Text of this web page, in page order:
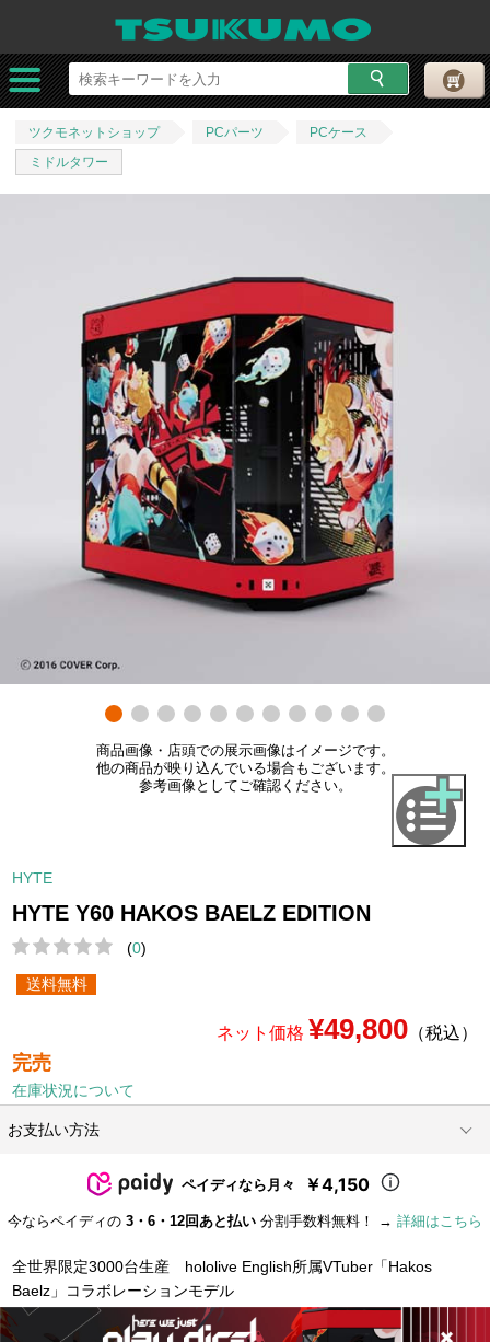
ツクモネットショップ PCパーツ
PCケース
ミドルタワー
商品画像・店頭での展示画像はイメージです。
他の商品が映り込んでいる場合もございます。
参考画像としてご確認ください。
HYTE
HYTE Y60 HAKOS BAELZ EDITION
(0)
送料無料
ネット価格 ¥49,800（税込）
完売
在庫状況について
お支払い方法
ペイディなら月々 ￥4,150
今ならペイディの 3・6・12回あと払い 分割手数料無料！ → 詳細はこちら
全世界限定3000台生産 hololive English所属VTuber「Hakos
Baelz」コラボレーションモデル